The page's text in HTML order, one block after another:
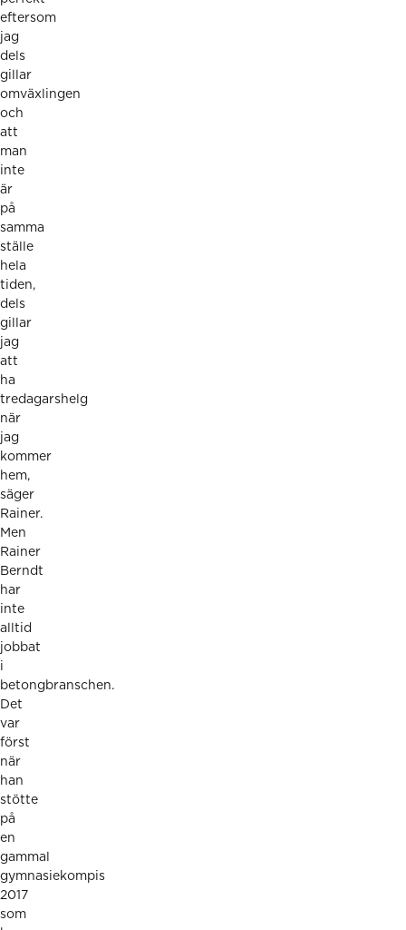
eftersom
jag
dels
gillar
omväxlingen
och
att
man
inte
är
på
samma
ställe
hela
tiden,
dels
gillar
jag
att
ha
tredagarshelg
när
jag
kommer
hem,
säger
Rainer.
Men
Rainer
Berndt
har
inte
alltid
jobbat
i
betongbranschen.
Det
var
först
när
han
stötte
på
en
gammal
gymnasiekompis
2017
som